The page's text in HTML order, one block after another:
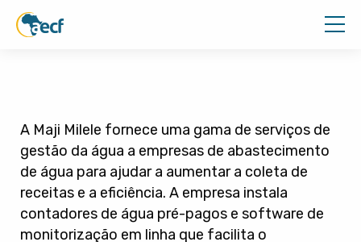
A Maji Milele fornece uma gama de serviços de
gestão da água a empresas de abastecimento
de água para ajudar a aumentar a coleta de
receitas e a eficiência. A empresa instala
contadores de água pré-pagos e software de
monitorização em linha que facilita o